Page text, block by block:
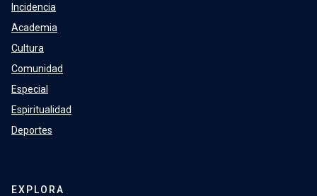
Incidencia
Academia
Cultura
Comunidad
Especial
Espiritualidad
Deportes
EXPLORA